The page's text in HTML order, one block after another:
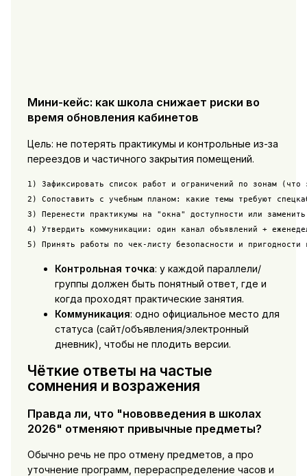
Мини-кейс: как школа снижает риски во
время обновления кабинетов
Цель: не потерять практикумы и контрольные из-за
переездов и частичного закрытия помещений.
1) Зафиксировать список работ и ограничений по зонам (что
2) Сопоставить с учебным планом: какие темы требуют
3) Перенести практикумы на "окна" доступности или
4) Утвердить коммуникации: один канал объявлений +
5) Принять работы по чек-листу безопасности и
Контрольная точка: у каждой параллели/
группы должен быть понятный ответ, где и
когда проходят практические занятия.
Коммуникация: одно официальное место для
статуса (сайт/объявления/электронный
дневник), чтобы не плодить версии.
Чёткие ответы на частые
сомнения и возражения
Правда ли, что "нововведения в школах
2026" отменяют привычные предметы?
Обычно речь не про отмену предметов, а про
уточнение программ, перераспределение часов и